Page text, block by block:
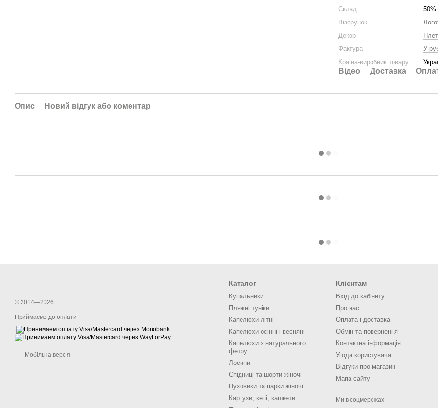
Склад
50%
Візерунок
Декор
Фактура
У
Країна-виробник товару
Відео Доставка
Опис Новий відгук або коментар
© 2014—2026
Приймаємо до оплати
Мобільна версія
Каталог
Купальники
Пляжні туніки
Капелюхи літні
Капелюхи осінні і весняні
Капелюхи з натурального
фетру
Лосини
Спідниці та шорти жіночі
Пуховики та парки жіночі
Картузи, кепі, кашкети
Клієнтам
Вхід до кабінету
Про нас
Оплата і доставка
Обмін та повернення
Контактна інформація
Угода користувача
Відгуки про магазин
Мапа сайту
Ми в соцмережах